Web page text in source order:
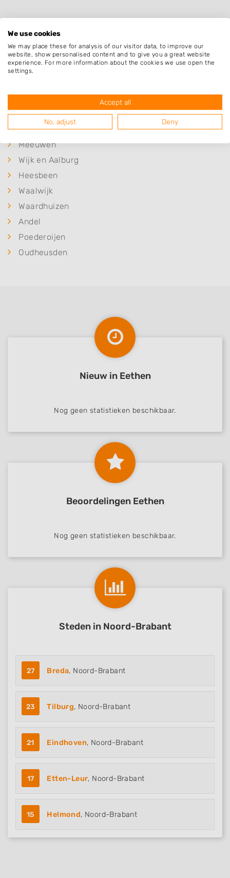
Plaatsen in de buurt
Genderen
Doeveren
Meeuwen
Wijk en Aalburg
Heesbeen
Waalwijk
Waardhuizen
Andel
Poederoijen
Oudheusden
Nieuw in Eethen
Nog geen statistieken beschikbaar.
Beoordelingen Eethen
Nog geen statistieken beschikbaar.
Steden in Noord-Brabant
27 Breda, Noord-Brabant
23 Tilburg, Noord-Brabant
21 Eindhoven, Noord-Brabant
17 Etten-Leur, Noord-Brabant
15 Helmond, Noord-Brabant
We use cookies
We may place these for analysis of our visitor data, to improve our
website, show personalised content and to give you a great website
experience. For more information about the cookies we use open the
settings.
Accept all
No, adjust Deny